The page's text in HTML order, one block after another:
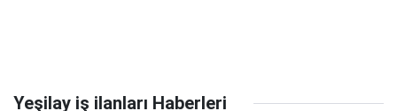
Yeşilay iş ilanları Haberleri